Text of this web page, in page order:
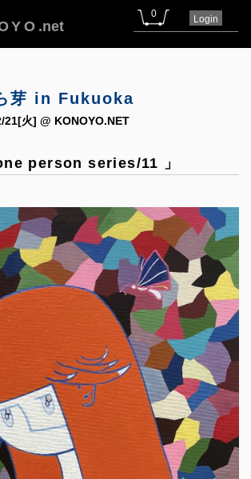
.net
0 Login
芽 in Fukuoka
火] @ KONOYO.NET
person series/11 」